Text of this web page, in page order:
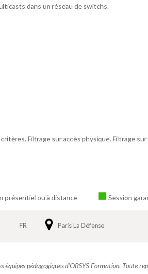
dans un réseau de switchs.
Filtrage sur accès physique. Filtrage
présentiel ou à distance Session
FR Paris La Défense
pédagogiques d'ORSYS Formation. Toute